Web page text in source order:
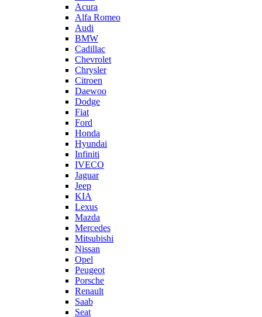
Acura
Alfa Romeo
Audi
BMW
Cadillac
Chevrolet
Chrysler
Citroen
Daewoo
Dodge
Fiat
Ford
Honda
Hyundai
Infiniti
IVECO
Jaguar
Jeep
KIA
Lexus
Mazda
Mercedes
Mitsubishi
Nissan
Opel
Peugeot
Porsche
Renault
Saab
Seat